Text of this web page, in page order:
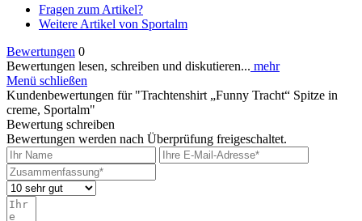
Fragen zum Artikel?
Weitere Artikel von Sportalm
Bewertungen 0
Bewertungen lesen, schreiben und diskutieren... mehr
Menü schließen
Kundenbewertungen für "Trachtenshirt „Funny Tracht“ Spitze in
creme, Sportalm"
Bewertung schreiben
Bewertungen werden nach Überprüfung freigeschaltet.